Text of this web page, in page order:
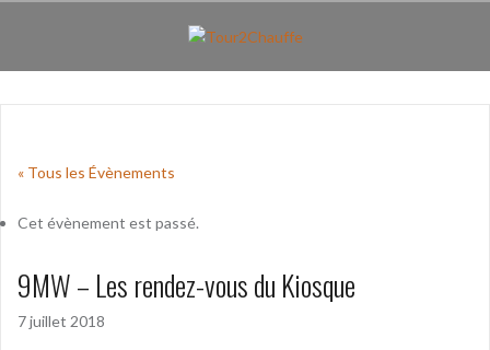
« Tous les Évènements
Cet évènement est passé.
9MW – Les rendez-vous du Kiosque
7 juillet 2018